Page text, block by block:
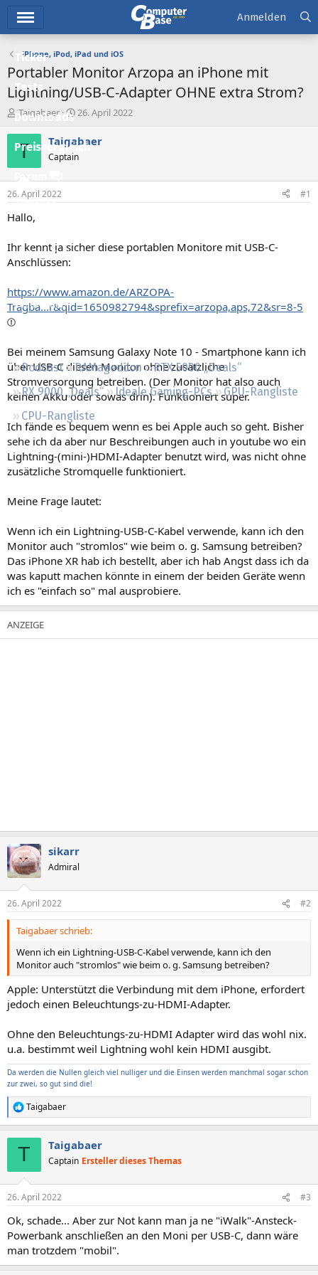
Ticker
Tests
Downloads
Preisvergleich
Forum
Aktuelles
Neue Beiträge
Leserartikel
Regeln
Podcast RAMageddon
RTX 5000 „Deals“
RX 9000 „Deals“
Ideale Gaming-PCs
GPU-Rangliste
CPU-Rangliste
Anmelden
iPhone, iPod, iPad und iOS
Portabler Monitor Arzopa an iPhone mit
Lightning/USB-C-Adapter OHNE extra Strom?
E
r
s
t
e
r
Taigabaer
E
s
e
t
26. April 2022
T Taigabaer
Captain
26. April 2022 #1
Hallo,
Ihr kennt ja sicher diese portablen Monitore mit USB-C-
Anschlüssen:
https://www.amazon.de/ARZOPA-
Tragba...r&qid=1650982794&sprefix=arzopa,aps,72&sr=8-5
Bei meinem Samsung Galaxy Note 10 - Smartphone kann ich
über USB-C diesen Monitor ohne zusätzliche
Stromversorgung betreiben. (Der Monitor hat also auch
keinen Akku oder sowas drin). Funktioniert super.
Ich fände es bequem wenn es bei Apple auch so geht. Bisher
sehe ich da aber nur Beschreibungen auch in youtube wo ein
Lightning-(mini-)HDMI-Adapter benutzt wird, was nicht ohne
zusätzliche Stromquelle funktioniert.
Meine Frage lautet:
Wenn ich ein Lightning-USB-C-Kabel verwende, kann ich den
Monitor auch "stromlos" wie beim o. g. Samsung betreiben?
Das iPhone XR hab ich bestellt, aber ich hab Angst dass ich da
was kaputt machen könnte in einem der beiden Geräte wenn
ich es "einfach so" mal ausprobiere.
sikarr
Admiral
26. April 2022 #2
Taigabaer schrieb:
Wenn ich ein Lightning-USB-C-Kabel verwende, kann ich den
Monitor auch "stromlos" wie beim o. g. Samsung betreiben?
Apple: Unterstützt die Verbindung mit dem iPhone, erfordert
jedoch einen Beleuchtungs-zu-HDMI-Adapter.
Ohne den Beleuchtungs-zu-HDMI Adapter wird das wohl nix.
u.a. bestimmt weil Lightning wohl kein HDMI ausgibt.
Da werden die Nullen gleich viel nulliger und die Einsen werden manchmal sogar schon
zur zwei, so gut sind die!
R
e
e
:
Taigabaer
T Taigabaer
Captain Ersteller dieses Themas
26. April 2022 #3
Ok, schade... Aber zur Not kann man ja ne "iWalk"-Ansteck-
Powerbank anschließen an den Moni per USB-C, dann wäre
man trotzdem "mobil".